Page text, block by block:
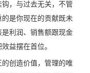
，与过去无关，不管
是你现在的贡献既未
利润、销售额跟现金
益摆在首位。
创造价值，管理的唯